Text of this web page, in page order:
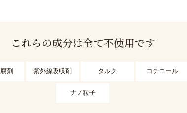
これらの成分は全て不使用です
剤 紫外線吸収剤 タルク コチニール
ナノ粒子